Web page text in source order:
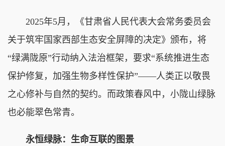
2025年5月，《甘肃省人民代表大会常务委员会
关于筑牢国家西部生态安全屏障的决定》颁布，将
“绿满陇原”行动纳入法治框架，要求“系统推进生态
保护修复，加强生物多样性保护”——人类正以敬畏
之心修补与自然的契约。而政策春风中，小陇山绿脉
也必能翠色常青。
永恒绿脉：生命互联的图景